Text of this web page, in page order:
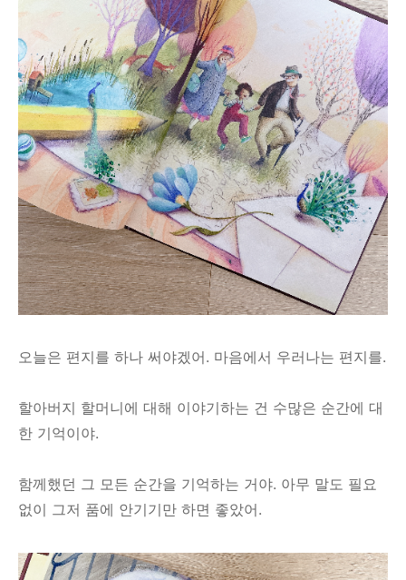
오늘은 편지를 하나 써야겠어. 마음에서 우러나는 편지를.
할아버지 할머니에 대해 이야기하는 건 수많은 순간에 대
한 기억이야.
함께했던 그 모든 순간을 기억하는 거야. 아무 말도 필요
없이 그저 품에 안기기만 하면 좋았어.